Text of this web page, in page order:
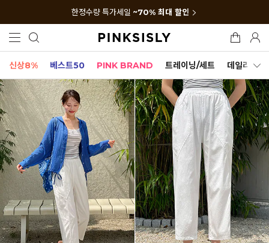
한정수량 특가세일 ~70% 최대 할인
신상8% 베스트50 PINK BRAND 트레이닝/세트 데일리세트